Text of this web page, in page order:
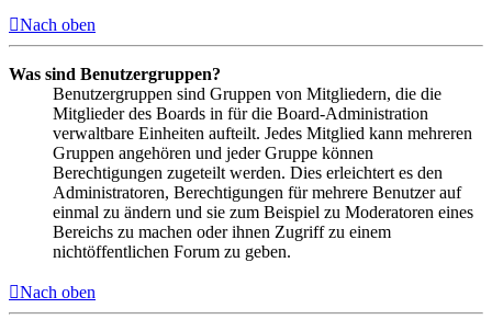
Nach oben
Was sind Benutzergruppen?
Benutzergruppen sind Gruppen von Mitgliedern, die die
Mitglieder des Boards in für die Board-Administration
verwaltbare Einheiten aufteilt. Jedes Mitglied kann mehreren
Gruppen angehören und jeder Gruppe können
Berechtigungen zugeteilt werden. Dies erleichtert es den
Administratoren, Berechtigungen für mehrere Benutzer auf
einmal zu ändern und sie zum Beispiel zu Moderatoren eines
Bereichs zu machen oder ihnen Zugriff zu einem
nichtöffentlichen Forum zu geben.
Nach oben